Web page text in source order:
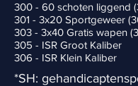
300 - 60 schoten liggend
301 - 3x20 Sportgeweer
303 - 3x40 Gratis wapen
305 - ISR Groot Kaliber
306 - ISR Klein Kaliber
*SH: